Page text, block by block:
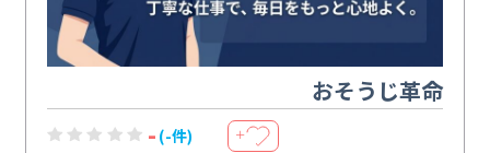
おそうじ革命
- (-件) ＋